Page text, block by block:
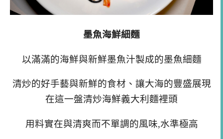
墨魚海鮮細麵
以滿滿的海鮮與新鮮墨魚汁製成的墨魚細麵
清炒的好手藝與新鮮的食材、讓大海的豐盛展現
在這一盤清炒海鮮義大利麵裡頭
用料實在與清爽而不單調的風味,水準極高